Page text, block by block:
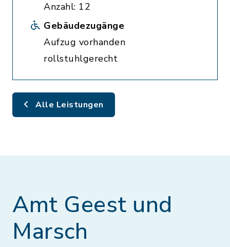
Anzahl: 12
Gebäudezugänge
Aufzug vorhanden
rollstuhlgerecht
Alle Leistungen
Amt Geest und
Marsch